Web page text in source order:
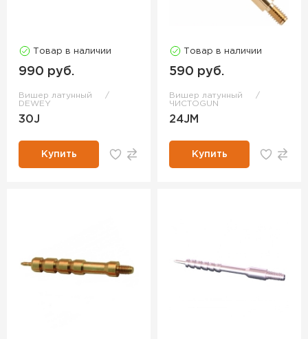
Товар в наличии
990 руб.
Вишер латунный
DEWEY
30J
Купить
Товар в наличии
590 руб.
Вишер латунный
ЧИСТОGUN
24JM
Купить